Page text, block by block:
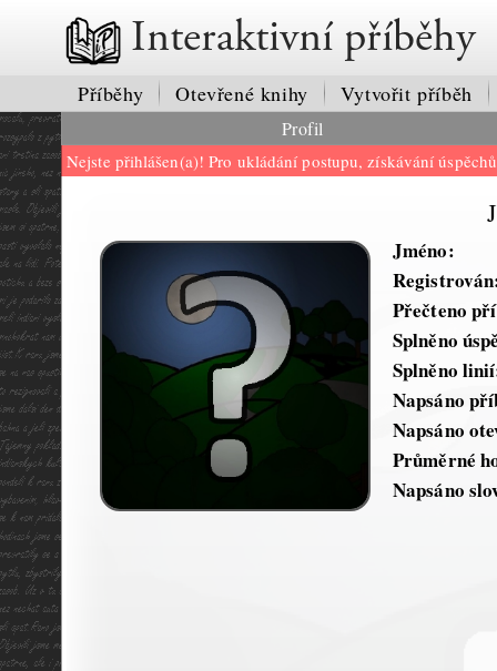
Interaktivní příběhy
Příběhy Otevřené knihy Vytvořit příběh
Profil
Nejste přihlášen(a)! Pro ukládání postupu, získávání
Jméno:
Přečteno
Splněno
Splněno
Napsáno
Napsáno
Průměrné
Napsáno